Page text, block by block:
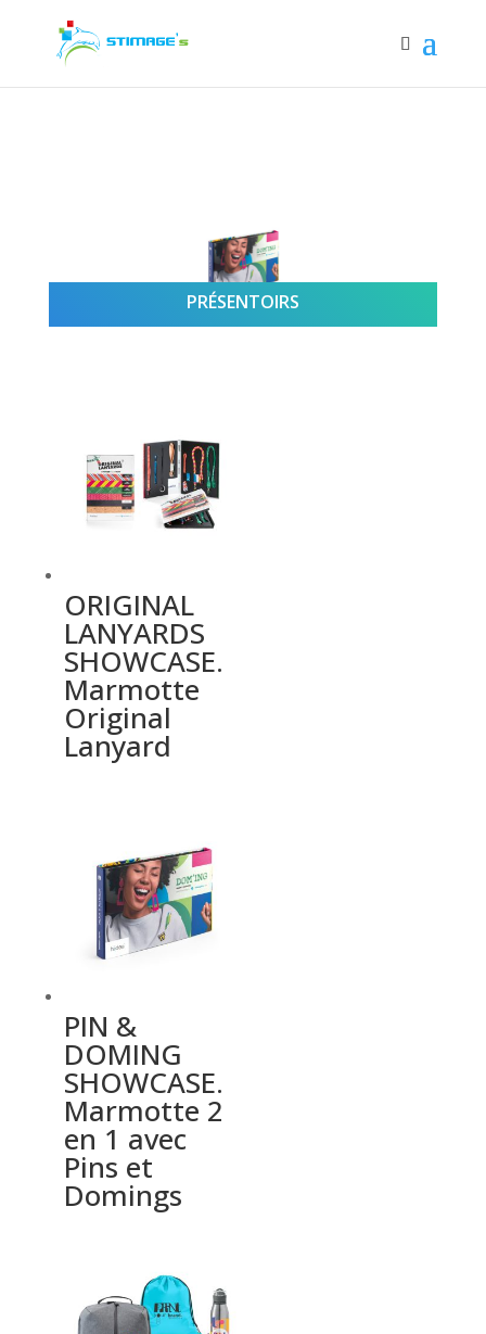
PRÉSENTOIRS
ORIGINAL
LANYARDS
SHOWCASE.
Marmotte
Original
Lanyard
PIN &
DOMING
SHOWCASE.
Marmotte 2
en 1 avec
Pins et
Domings